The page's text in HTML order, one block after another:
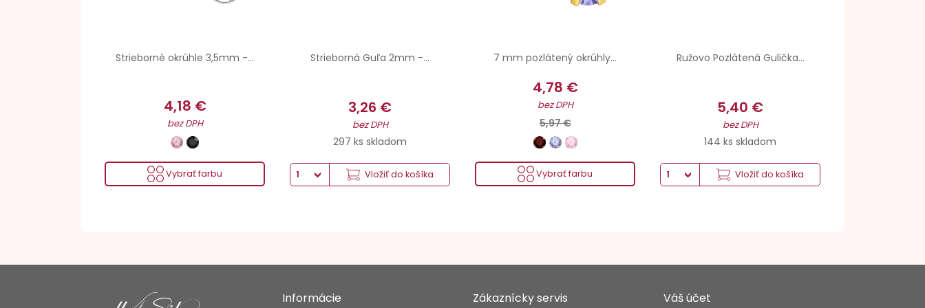
Strieborné okrúhle 3,5mm -...
4,18 €
bez DPH
Vybrať farbu
Strieborná Guľa 2mm -...
3,26 €
bez DPH
297 ks skladom
Vložiť do košíka
7 mm pozlátený okrúhly...
4,78 €
bez DPH
5,97 €
Vybrať farbu
Ružovo Pozlátená Gulička...
5,40 €
bez DPH
144 ks skladom
Vložiť do košíka
Informácie Zákaznícky servis Váš účet